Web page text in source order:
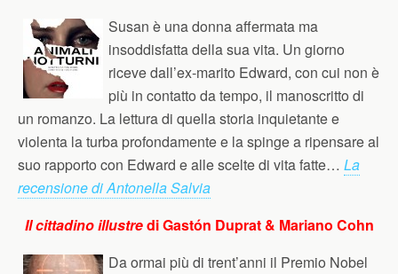
Susan è una donna affermata ma
insoddisfatta della sua vita. Un giorno
riceve dall’ex-marito Edward, con cui non è
più in contatto da tempo, il manoscritto di
un romanzo. La lettura di quella storia inquietante e
violenta la turba profondamente e la spinge a ripensare al
suo rapporto con Edward e alle scelte di vita fatte… La
recensione di Antonella Salvia
Il cittadino illustredi Gastón Duprat & Mariano Cohn
Da ormai più di trent’anni il Premio Nobel